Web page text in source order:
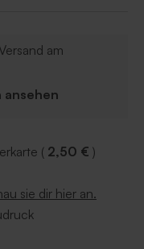
am
ansehen
( 2,50 € )
sie dir hier an.